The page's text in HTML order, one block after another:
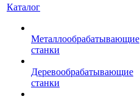
Каталог
Металлообрабатывающие
станки
Деревообрабатывающие
станки